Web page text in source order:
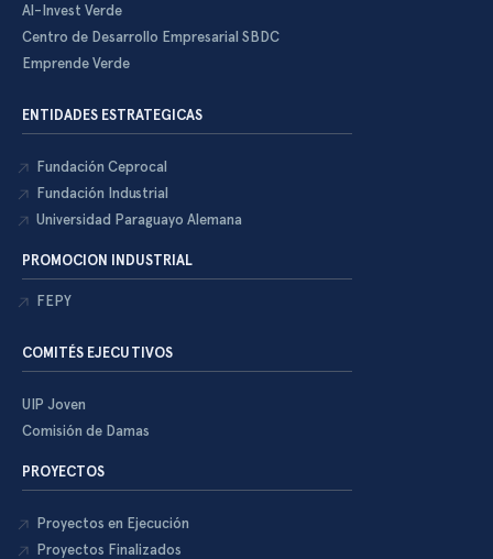
Al-Invest Verde
Centro de Desarrollo Empresarial SBDC
Emprende Verde
ENTIDADES ESTRATEGICAS
Fundación Ceprocal
Fundación Industrial
Universidad Paraguayo Alemana
PROMOCION INDUSTRIAL
FEPY
COMITÉS EJECUTIVOS
UIP Joven
Comisión de Damas
PROYECTOS
Proyectos en Ejecución
Proyectos Finalizados